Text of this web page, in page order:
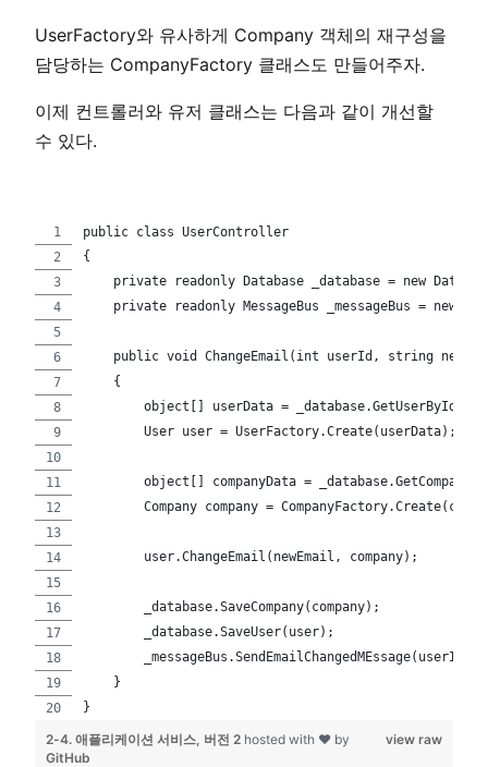
UserFactory와 유사하게 Company 객체의 재구성을
담당하는 CompanyFactory 클래스도 만들어주자.
이제 컨트롤러와 유저 클래스는 다음과 같이 개선할
수 있다.
public class UserController
{
private readonly Database _database = new
private readonly MessageBus _messageBus = new
public void ChangeEmail(int userId, string
    {
object[] userData =
        User user = UserFactory.Create(userData);
object[] companyData =
Company company =
        user.ChangeEmail(newEmail, company);
        _database.SaveCompany(company);
        _database.SaveUser(user);
_messageBus.SendEmailChangedMEssage(userId,
    }
}
view raw
2-4. 애플리케이션 서비스, 버전 2 hosted with ❤ by
GitHub